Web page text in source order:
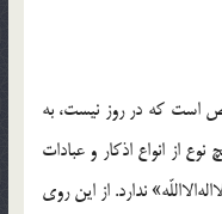
است که در روز نیست، به
از انواع اذکار و عبادات
ندارد. از این روى